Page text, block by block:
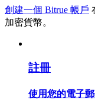
創建一個 Bitrue 帳戶
加密貨幣。
註冊
使用您的電子